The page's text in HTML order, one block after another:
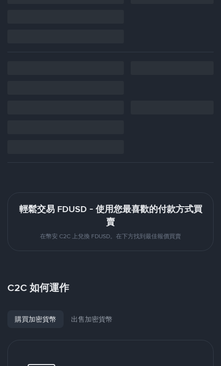
輕鬆交易 FDUSD - 使用您最喜歡的付款方式買
賣
在幣安 C2C 上兌換 FDUSD。在下方找到最佳報價買賣
C2C 如何運作
購買加密貨幣 出售加密貨幣